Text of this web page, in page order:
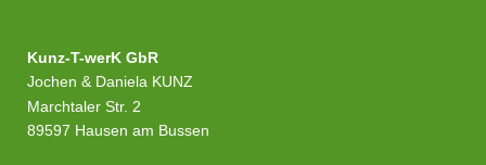
Kunz-T-werK GbR
Jochen & Daniela KUNZ
Marchtaler Str. 2
89597 Hausen am Bussen